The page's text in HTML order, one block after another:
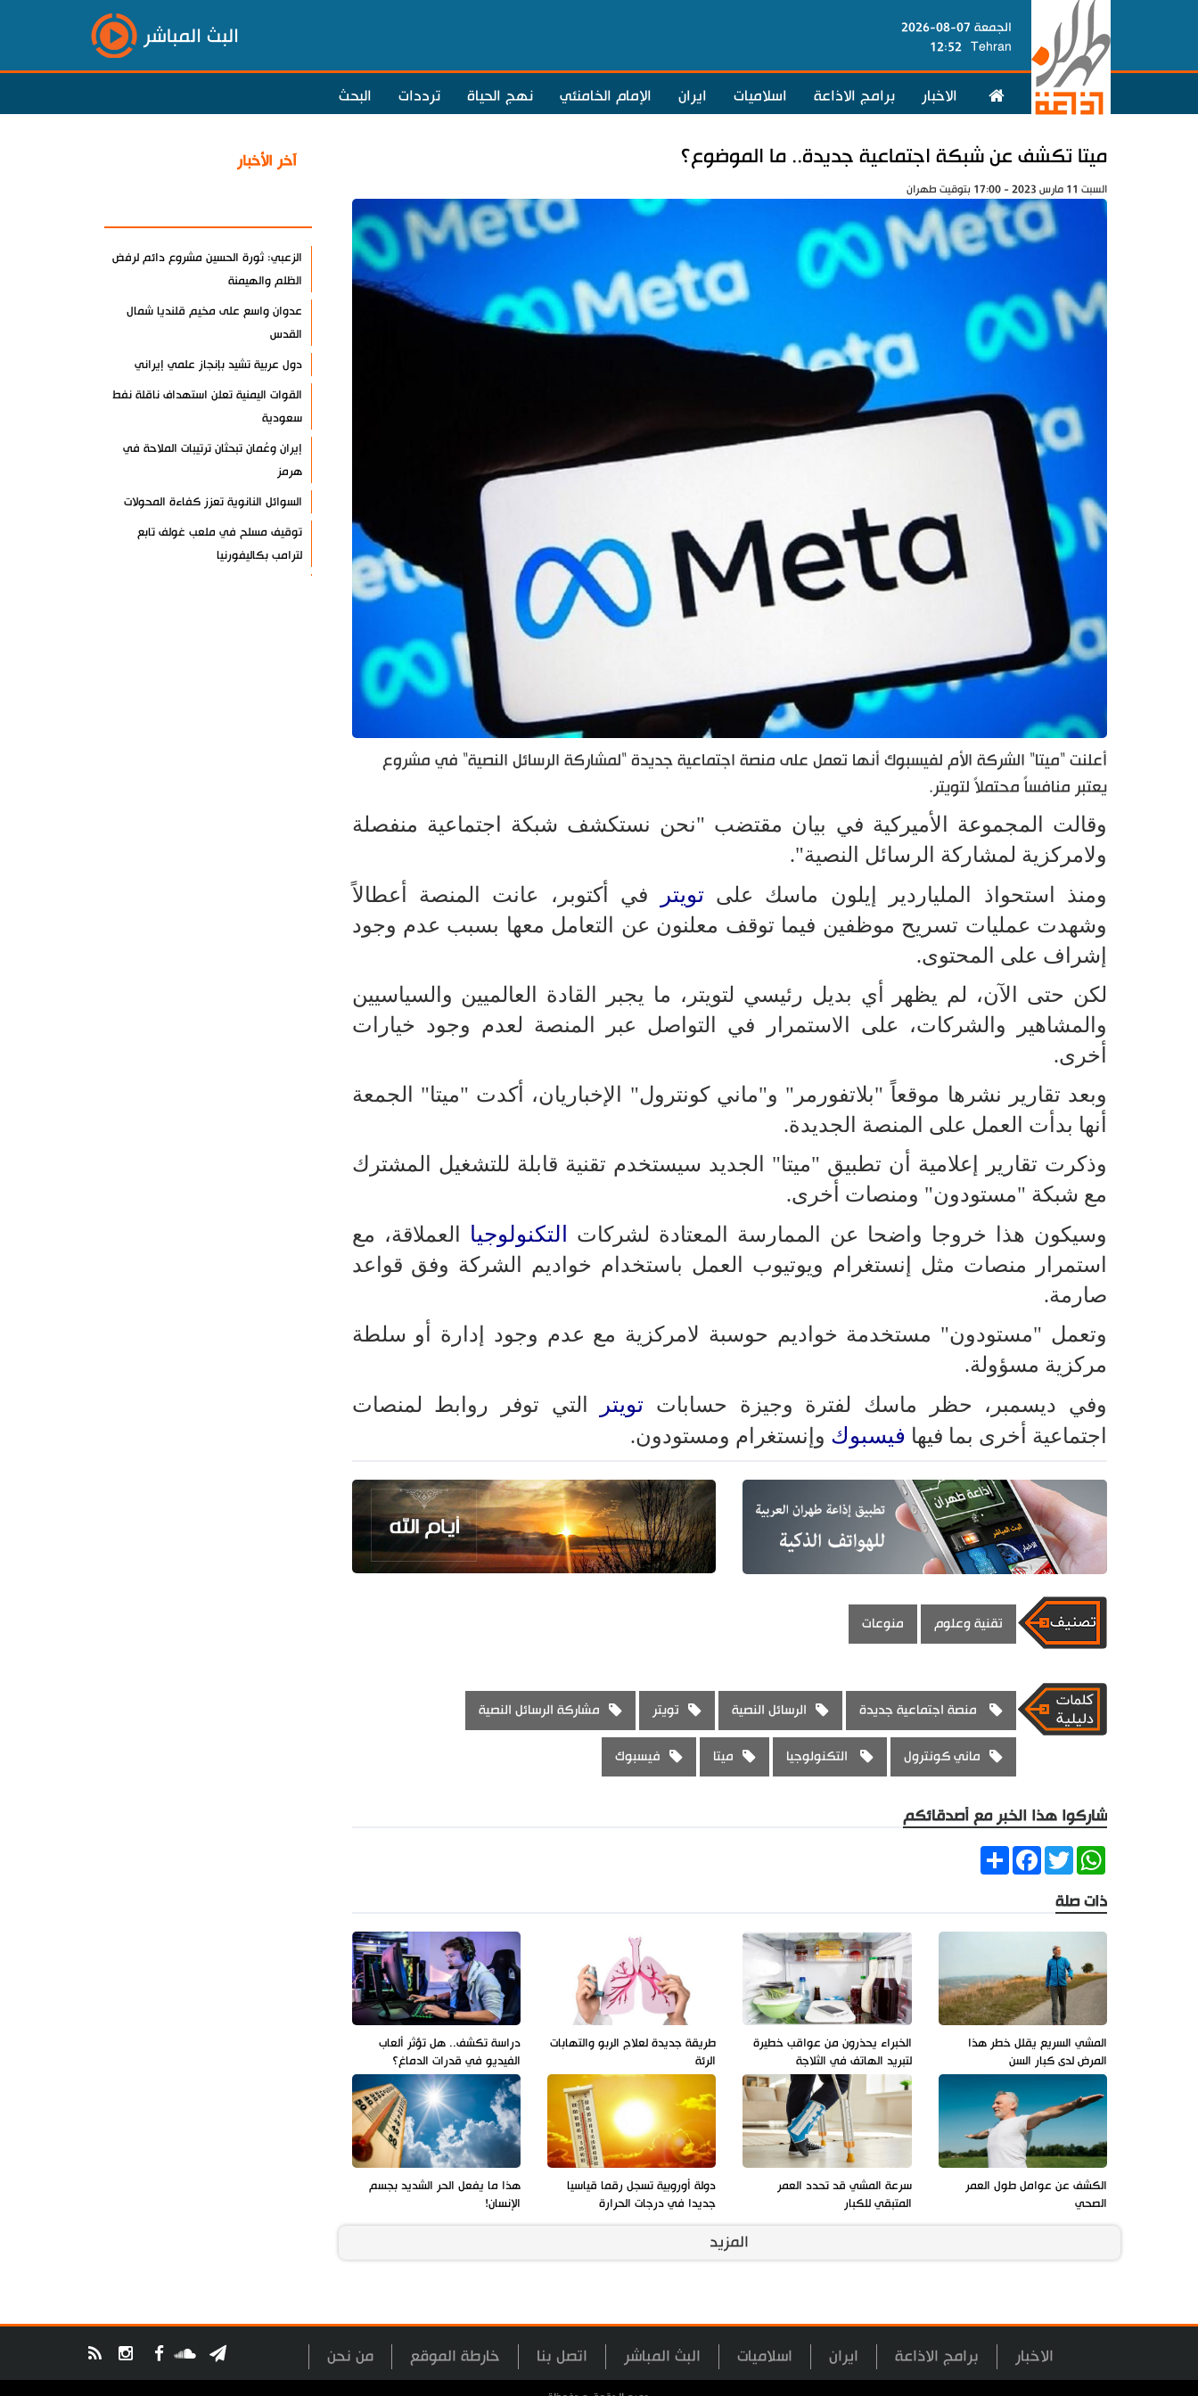
الجمعة 07-08-2026
Tehran
12:52 البث المباشر
الاخبار برامج الاذاعة اسلاميات ايران الإمام الخامنئي نهج الحياة ترددات البحث
ميتا تكشف عن شبكة اجتماعية جديدة.. ما الموضوع؟
السبت 11 مارس 2023 - 17:00 بتوقيت طهران
أعلنت "ميتا" الشركة الأم لفيسبوك أنها تعمل على منصة اجتماعية جديدة "لمشاركة الرسائل النصية" في مشروع
يعتبر منافساً محتملاً لتويتر.
وقالت المجموعة الأميركية في بيان مقتضب "نحن نستكشف شبكة اجتماعية منفصلة
ولامركزية لمشاركة الرسائل النصية".
ومنذ استحواذ الملياردير إيلون ماسك علىتويتر
في أكتوبر، عانت المنصة أعطالاً
وشهدت عمليات تسريح موظفين فيما توقف معلنون عن التعامل معها بسبب عدم وجود
إشراف على المحتوى.
لكن حتى الآن، لم يظهر أي بديل رئيسي لتويتر، ما يجبر القادة العالميين والسياسيين
والمشاهير والشركات، على الاستمرار في التواصل عبر المنصة لعدم وجود خيارات
أخرى.
وبعد تقارير نشرها موقعاً "بلاتفورمر" و"ماني كونترول" الإخباريان، أكدت "ميتا" الجمعة
أنها بدأت العمل على المنصة الجديدة.
وذكرت تقارير إعلامية أن تطبيق "ميتا" الجديد سيستخدم تقنية قابلة للتشغيل المشترك
مع شبكة "مستودون" ومنصات أخرى.
وسيكون هذا خروجا واضحا عن الممارسة المعتادة لشركات التكنولوجيا العملاقة، مع
استمرار منصات مثل إنستغرام ويوتيوب العمل باستخدام خواديم الشركة وفق قواعد
صارمة.
وتعمل "مستودون" مستخدمة خواديم حوسبة لامركزية مع عدم وجود إدارة أو سلطة
مركزية مسؤولة.
وفي ديسمبر، حظر ماسك لفترة وجيزة حسابات تويتر
التي توفر روابط لمنصات
اجتماعية أخرى بما فيها فيسبوك وإنستغرام ومستودون.
تقنية وعلوم منوعات
منصة اجتماعية جديدة الرسائل النصية تويتر مشاركة الرسائل النصية
ماني كونترول التكنولوجيا ميتا فيسبوك
شاركوا هذا الخبر مع أصدقائكم
ShareFacebookTwitter
WhatsApp
ذات صلة
المشي السريع يقلل خطر هذا
المرض لدى كبار السن
الخبراء يحذرون من عواقب خطيرة
لتبريد الهاتف في الثلاجة
طريقة جديدة لعلاج الربو والتهابات
الرئة
دراسة تكشف.. هل تؤثر ألعاب
الفيديو في قدرات الدماغ؟
الكشف عن عوامل طول العمر
الصحي
سرعة المشي قد تحدد العمر
المتبقي للكبار
دولة أوروبية تسجل رقما قياسيا
جديدا في درجات الحرارة
هذا ما يفعل الحر الشديد بجسم
الإنسان!
المزيد
آخر الأخبار
الزعبي: ثورة الحسين مشروع دائم لرفض
الظلم والهيمنة
عدوان واسع على مخيم قلنديا شمال
القدس
دول عربية تشيد بإنجاز علمي إيراني
القوات اليمنية تعلن استهداف ناقلة نفط
سعودية
إيران وعُمان تبحثان ترتيبات الملاحة في
هرمز
السوائل النانوية تعزز كفاءة المحولات
توقيف مسلح في ملعب غولف تابع
لترامب بكاليفورنيا
الاخبار برامج الاذاعة ايران اسلاميات البث المباشر اتصل بنا خارطة الموقع من نحن